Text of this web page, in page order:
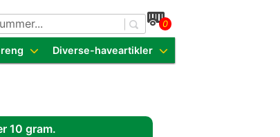
0
Diverse-haveartikler
10 gram.